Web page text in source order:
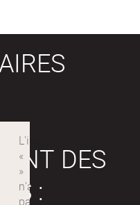
DES
: